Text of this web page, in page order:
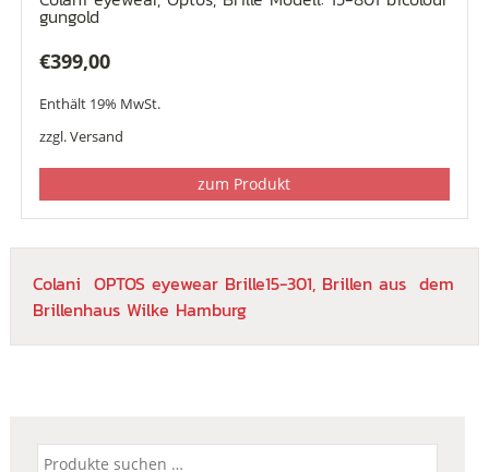
gungold
€399,00
Enthält 19% MwSt.
zzgl.Versand
zum Produkt
Colani OPTOS eyewear Brille15-301, Brillen aus dem
Brillenhaus Wilke Hamburg
Suchen